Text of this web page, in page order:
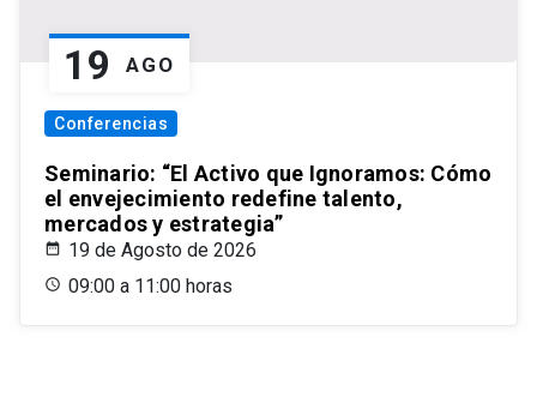
19 AGO
Conferencias
Seminario: “El Activo que Ignoramos: Cómo
el envejecimiento redefine talento,
mercados y estrategia”
19 de Agosto de 2026
09:00 a 11:00 horas